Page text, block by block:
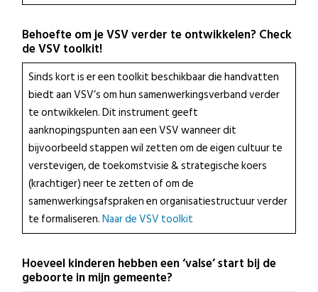
Behoefte om je VSV verder te ontwikkelen? Check
de VSV toolkit!
Sinds kort is er een toolkit beschikbaar die handvatten
biedt aan VSV’s om hun samenwerkingsverband verder
te ontwikkelen. Dit instrument geeft
aanknopingspunten aan een VSV wanneer dit
bijvoorbeeld stappen wil zetten om de eigen cultuur te
verstevigen, de toekomstvisie & strategische koers
(krachtiger) neer te zetten of om de
samenwerkingsafspraken en organisatiestructuur verder
te formaliseren.Naar de VSV toolkit
Hoeveel kinderen hebben een ‘valse’ start bij de
geboorte in mijn gemeente?